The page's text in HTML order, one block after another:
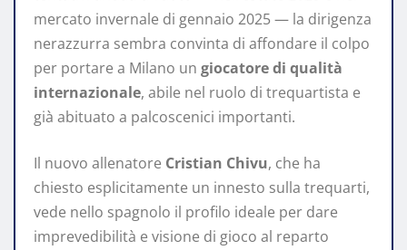
mercato invernale di gennaio 2025 — la dirigenza
nerazzurra sembra convinta di affondare il colpo
per portare a Milano un giocatore di qualità
internazionale, abile nel ruolo di trequartista e
già abituato a palcoscenici importanti.
Il nuovo allenatore Cristian Chivu, che ha
chiesto esplicitamente un innesto sulla trequarti,
vede nello spagnolo il profilo ideale per dare
imprevedibilità e visione di gioco al reparto